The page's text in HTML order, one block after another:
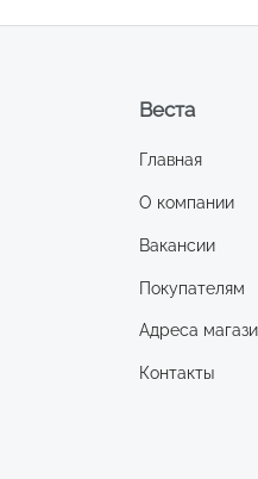
Веста
Главная
О компании
Вакансии
Покупателям
Адреса
Контакты